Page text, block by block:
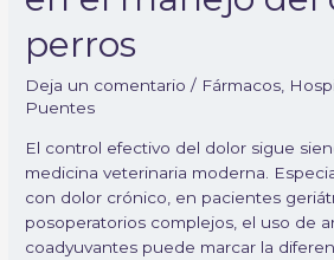
perros
Deja un comentario / Fármacos
Puentes
El control efectivo del dolor sigue
medicina veterinaria moderna.
con dolor crónico, en pacientes
posoperatorios complejos, el uso de
coadyuvantes puede marcar la